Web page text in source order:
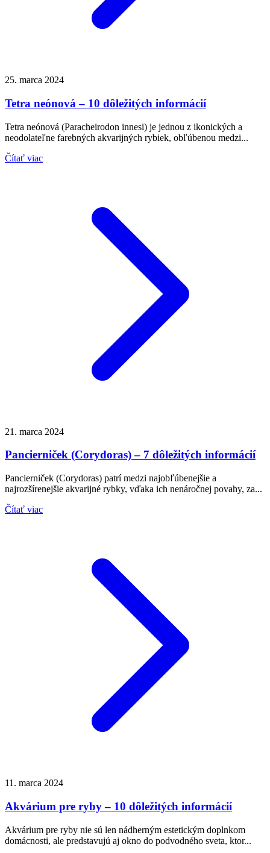
25. marca 2024
Tetra neónová – 10 dôležitých informácií
Tetra neónová (Paracheirodon innesi) je jednou z ikonických a
neodolateľne farebných akvarijných rybiek, obľúbenou medzi...
Čítať viac
21. marca 2024
Pancierniček (Corydoras) – 7 dôležitých informácií
Pancierniček (Corydoras) patrí medzi najobľúbenejšie a
najrozšírenejšie akvarijné rybky, vďaka ich nenáročnej povahy, za...
Čítať viac
11. marca 2024
Akvárium pre ryby – 10 dôležitých informácií
Akvárium pre ryby nie sú len nádherným estetickým doplnkom
domácnosti, ale predstavujú aj okno do podvodného sveta, ktor...